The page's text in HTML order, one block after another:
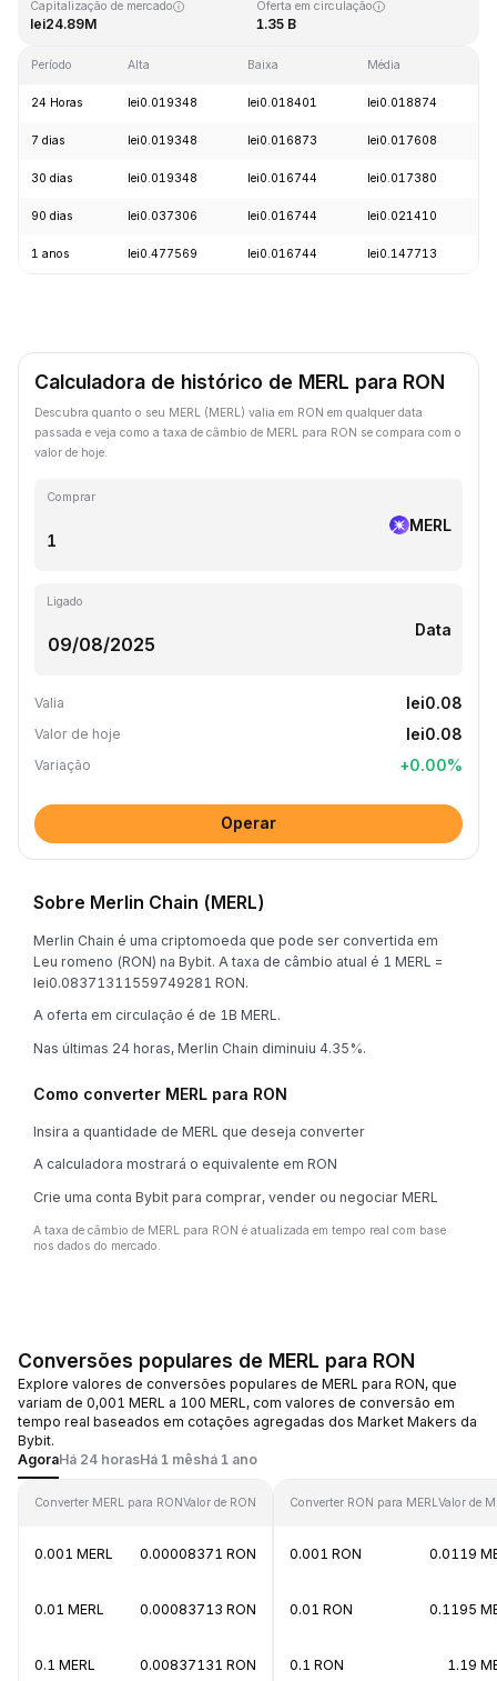
Capitalização de mercado
lei24.89M
Oferta em circulação
1.35 B
Período Alta Baixa Média
24 Horas lei0.019348 lei0.018401 lei0.018874
7 dias lei0.019348 lei0.016873 lei0.017608
30 dias lei0.019348 lei0.016744 lei0.017380
90 dias lei0.037306 lei0.016744 lei0.021410
1 anos lei0.477569 lei0.016744 lei0.147713
Calculadora de histórico de MERL para RON
Descubra quanto o seu MERL (MERL) valia em RON em qualquer data
passada e veja como a taxa de câmbio de MERL para RON se compara com o
valor de hoje.
Comprar
MERL
Ligado
Data
Valia lei0.08
Valor de hoje lei0.08
Variação +0.00%
Operar
Sobre Merlin Chain (MERL)
Merlin Chain é uma criptomoeda que pode ser convertida em
Leu romeno (RON) na Bybit. A taxa de câmbio atual é 1 MERL =
lei0.08371311559749281 RON.
A oferta em circulação é de 1B MERL.
Nas últimas 24 horas, Merlin Chain diminuiu 4.35%.
Como converter MERL para RON
Insira a quantidade de MERL que deseja converter
A calculadora mostrará o equivalente em RON
Crie uma conta Bybit para comprar, vender ou negociar MERL
A taxa de câmbio de MERL para RON é atualizada em tempo real com base
nos dados do mercado.
Conversões populares de MERL para RON
Explore valores de conversões populares de MERL para RON, que
variam de 0,001 MERL a 100 MERL, com valores de conversão em
tempo real baseados em cotações agregadas dos Market Makers da
Bybit.
AgoraHá 24 horasHá 1 mêshá 1 ano
Converter MERL para RONValor de RON
0.001 MERL 0.00008371 RON
0.01 MERL 0.00083713 RON
0.1 MERL 0.00837131 RON
Converter RON para MERL Valor de
0.001 RON 0.0119
0.01 RON 0.1195
0.1 RON 1.19